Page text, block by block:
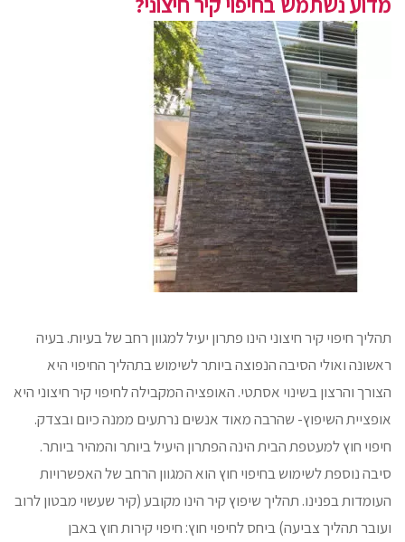
תהליך חיפוי קיר חיצוני הינו פתרון יעיל למגוון רחב של בעיות. בעיה
ראשונה ואולי הסיבה הנפוצה ביותר לשימוש בתהליך החיפוי היא
הצורך והרצון בשינוי אסתטי. האופציה המקבילה לחיפוי קיר חיצוני היא
אופציית השיפוץ- שהרבה מאוד אנשים נרתעים ממנה כיום ובצדק.
חיפוי חוץ למעטפת הבית הינה הפתרון היעיל ביותר והמהיר ביותר.
סיבה נוספת לשימוש בחיפוי חוץ הוא המגוון הרחב של האפשרויות
העומדות בפנינו. תהליך שיפוץ קיר הינו מקובע (קיר שעשוי מבטון לרוב
ועובר תהליך צביעה) ביחס לחיפוי חוץ: חיפוי קירות חוץ באבן